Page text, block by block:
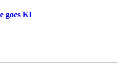
goes KI